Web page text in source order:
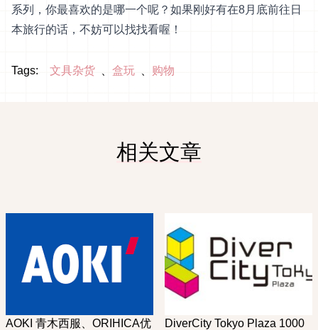
系列，你最喜欢的是哪一个呢？如果刚好有在8月底前往日
本旅行的话，不妨可以找找看喔！
Tags: 文具杂货 盒玩 购物
相关文章
AOKI 青木西服、ORIHICA优
DiverCity Tokyo Plaza 1000